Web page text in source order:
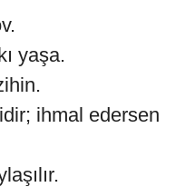
yaşa.
ihmal edersen